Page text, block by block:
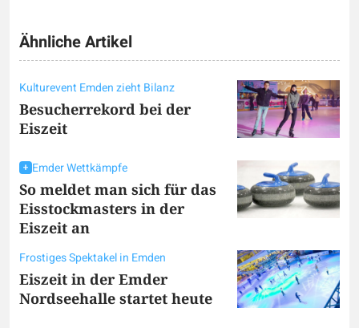
Ähnliche Artikel
Kulturevent Emden zieht Bilanz
Besucherrekord bei der
Eiszeit
Emder Wettkämpfe
So meldet man sich für das
Eisstockmasters in der
Eiszeit an
Frostiges Spektakel in Emden
Eiszeit in der Emder
Nordseehalle startet heute